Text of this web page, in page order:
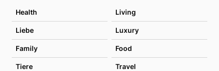
Health Living
Liebe Luxury
Family Food
Tiere Travel